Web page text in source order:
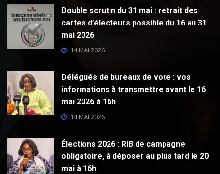
Double scrutin du 31 mai : retrait des
cartes d’électeurs possible du 16 au 31
mai 2026
14 MAI 2026
Délégués de bureaux de vote : vos
informations à transmettre avant le 16
mai 2026 à 16h
14 MAI 2026
Élections 2026 : RIB de campagne
obligatoire, à déposer au plus tard le 20
mai à 16h